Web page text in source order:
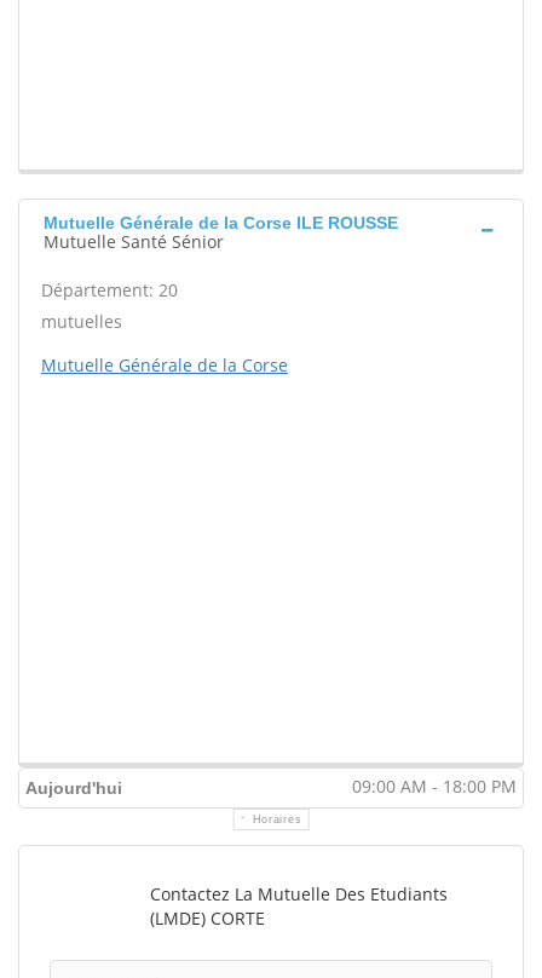
Mutuelle Générale de la Corse ILE ROUSSE
Mutuelle Santé Sénior
Département: 20
mutuelles
Mutuelle Générale de la Corse
Aujourd'hui 09:00 AM - 18:00 PM
Horaires
Contactez La Mutuelle Des Etudiants
(LMDE) CORTE